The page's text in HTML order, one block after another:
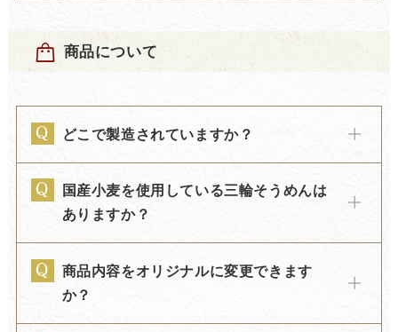
商品について
どこで製造されていますか？
国産小麦を使用している三輪そうめんは
ありますか？
商品内容をオリジナルに変更できます
か？